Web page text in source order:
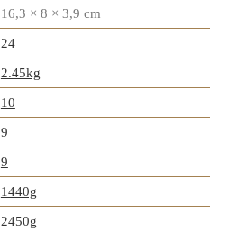
16,3 × 8 × 3,9 cm
24
2.45kg
10
9
9
1440g
2450g